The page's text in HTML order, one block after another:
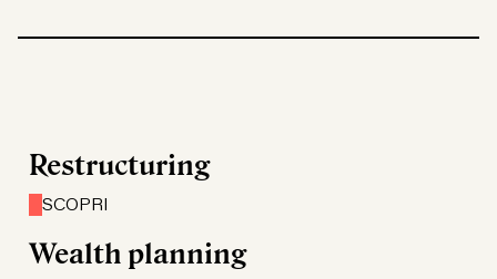
Restructuring
SCOPRI
Wealth planning